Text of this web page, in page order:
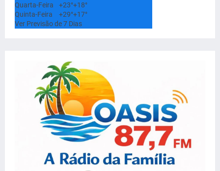
Quarta-Feira
+23°+18°
Quinta-Feira
+29°+17°
Ver Previsão de 7 Dias